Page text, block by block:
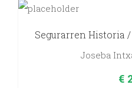
Segurarren Historia
Joseba
€